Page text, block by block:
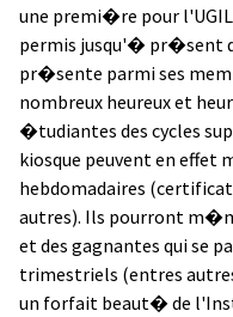
une premi�re pour
permis jusqu'� pr�sent
pr�sente parmi ses
nombreux heureux et
�tudiantes des cycles
kiosque peuvent en
hebdomadaires
autres). Ils pourront
et des gagnantes qui se
trimestriels (entres
un forfait beaut� de